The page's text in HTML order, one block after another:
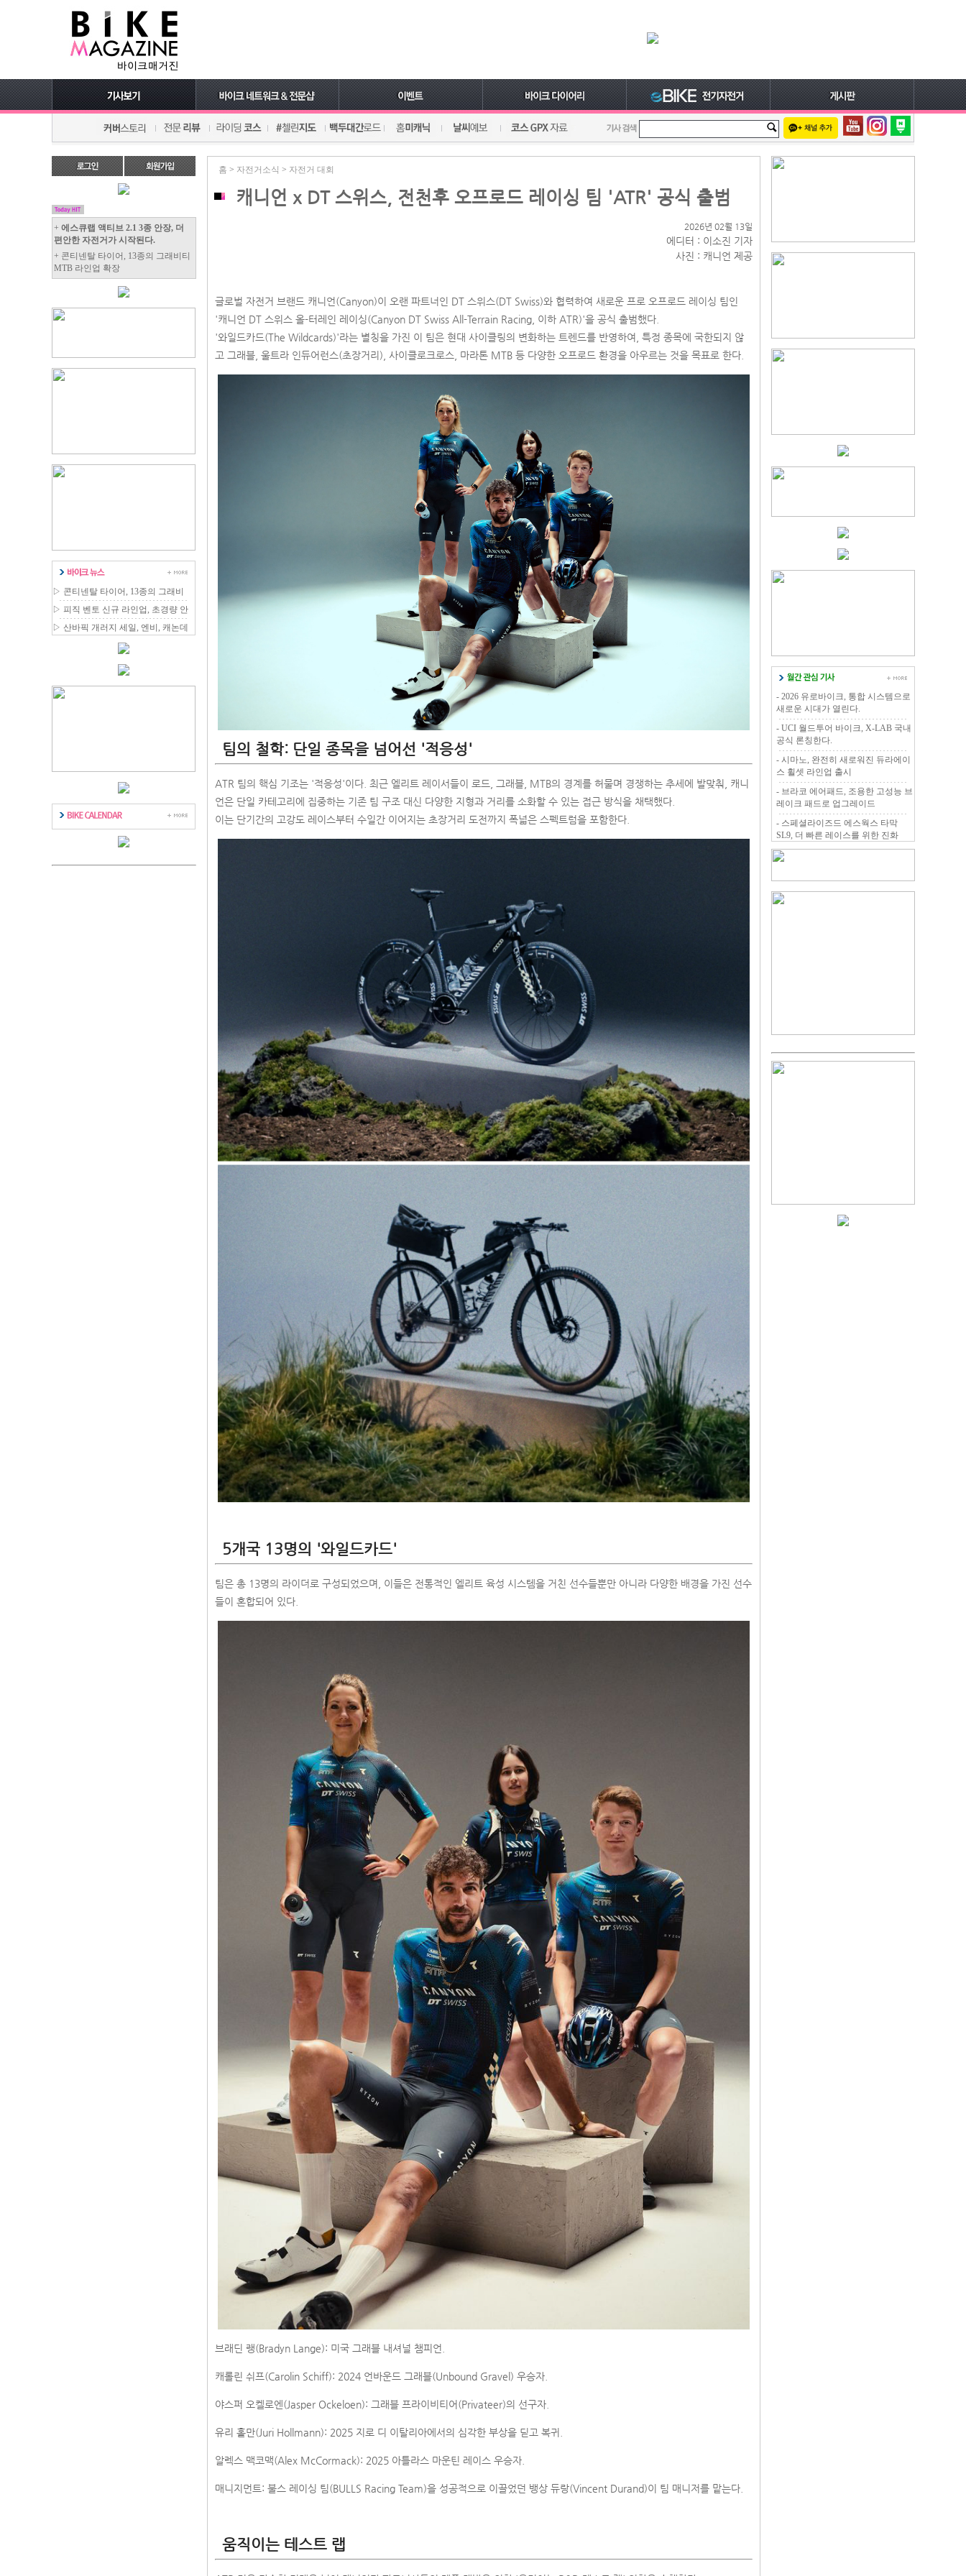
+ 에스큐랩 액티브 2.1 3종 안장, 더
편안한 자전거가 시작된다.
+ 콘티넨탈 타이어, 13종의 그래비티
MTB 라인업 확장
▷ 콘티넨탈 타이어, 13종의 그래비
티 MTB 라인업 확장
▷ 피직 벤토 신규 라인업, 초경량 안
장 국내 출시
▷ 산바픽 개러지 세일, 엔비, 캐논데
홈 > 자전거소식 > 자전거 대회
캐니언 x DT 스위스, 전천후 오프로드 레이싱 팀 'ATR' 공식 출범
2026년 02월 13일
에디터 : 이소진 기자
사진 : 캐니언 제공
글로벌 자전거 브랜드 캐니언(Canyon)이 오랜 파트너인 DT 스위스(DT Swiss)와 협력하여 새로운 프로 오프로드 레이싱 팀인
'캐니언 DT 스위스 올-터레인 레이싱(Canyon DT Swiss All-Terrain Racing, 이하 ATR)'을 공식 출범했다.
'와일드카드(The Wildcards)'라는 별칭을 가진 이 팀은 현대 사이클링의 변화하는 트렌드를 반영하여, 특정 종목에 국한되지 않
고 그래블, 울트라 인듀어런스(초장거리), 사이클로크로스, 마라톤 MTB 등 다양한 오프로드 환경을 아우르는 것을 목표로 한다.
팀의 철학: 단일 종목을 넘어선 '적응성'
ATR 팀의 핵심 기조는 '적응성'이다. 최근 엘리트 레이서들이 로드, 그래블, MTB의 경계를 허물며 경쟁하는 추세에 발맞춰, 캐니
언은 단일 카테고리에 집중하는 기존 팀 구조 대신 다양한 지형과 거리를 소화할 수 있는 접근 방식을 채택했다.
이는 단기간의 고강도 레이스부터 수일간 이어지는 초장거리 도전까지 폭넓은 스펙트럼을 포함한다.
5개국 13명의 '와일드카드'
팀은 총 13명의 라이더로 구성되었으며, 이들은 전통적인 엘리트 육성 시스템을 거친 선수들뿐만 아니라 다양한 배경을 가진 선수
들이 혼합되어 있다.
브래딘 랭(Bradyn Lange): 미국 그래블 내셔널 챔피언.
캐롤린 쉬프(Carolin Schiff): 2024 언바운드 그래블(Unbound Gravel) 우승자.
야스퍼 오켈로엔(Jasper Ockeloen): 그래블 프라이비티어(Privateer)의 선구자.
유리 홀만(Juri Hollmann): 2025 지로 디 이탈리아에서의 심각한 부상을 딛고 복귀.
알렉스 맥코맥(Alex McCormack): 2025 아틀라스 마운틴 레이스 우승자.
매니지먼트: 불스 레이싱 팀(BULLS Racing Team)을 성공적으로 이끌었던 뱅상 듀랑(Vincent Durand)이 팀 매니저를 맡는다.
움직이는 테스트 랩
- 2026 유로바이크, 통합 시스템으로
새로운 시대가 열린다.
- UCI 월드투어 바이크, X-LAB 국내
공식 론칭한다.
- 시마노, 완전히 새로워진 듀라에이
스 휠셋 라인업 출시
- 브라코 에어패드, 조용한 고성능 브
레이크 패드로 업그레이드
- 스페셜라이즈드 에스웍스 타막
SL9, 더 빠른 레이스를 위한 진화